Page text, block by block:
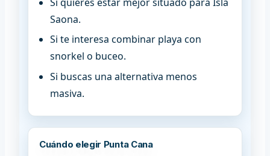
Saona.
Si te interesa combinar playa con
snorkel o buceo.
Si buscas una alternativa menos
masiva.
Cuándo elegir Punta Cana